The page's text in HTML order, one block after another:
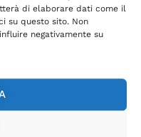
di elaborare dati come il
su questo sito. Non
negativamente su